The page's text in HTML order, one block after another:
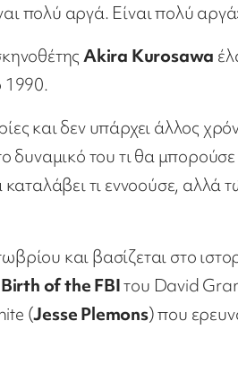
πολύ αργά. Είναι πολύ
Akira Kurosawa
1990.
και δεν υπάρχει άλλος
δυναμικό του τι θα
καταλάβει τι εννοούσε, αλλά
και βασίζεται στο
of the FBIτου David
(Jesse Plemons) που